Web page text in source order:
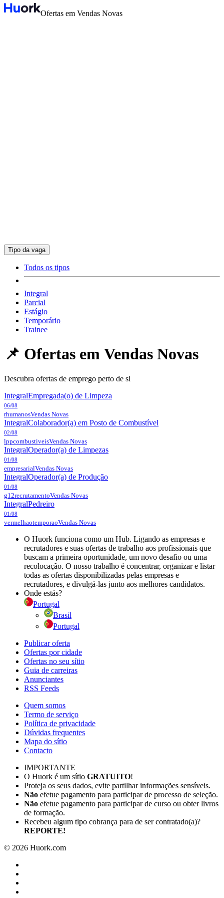
Ofertas em Vendas Novas
Tipo da vaga
Todos os tipos
Integral
Parcial
Estágio
Temporário
Trainee
📌 Ofertas em Vendas Novas
Descubra ofertas de emprego perto de si
IntegralEmpregada(o) de Limpeza
06/08
rhumanosVendas Novas
IntegralColaborador(a) em Posto de Combustível
02/08
lppcombustiveisVendas Novas
IntegralOperador(a) de Limpezas
01/08
empresarialVendas Novas
IntegralOperador(a) de Produção
01/08
g12recrutamentoVendas Novas
IntegralPedreiro
01/08
vermelhaotemporaoVendas Novas
O Huork funciona como um Hub. Ligando as empresas e
recrutadores e suas ofertas de trabalho aos profissionais que
buscam a primeira oportunidade, um novo desafio ou uma
recolocação. O nosso trabalho é concentrar, organizar e listar
todas as ofertas disponibilizadas pelas empresas e
recrutadores, e divulgá-las junto aos melhores candidatos.
Onde estás?
Portugal
Brasil
Portugal
Publicar oferta
Ofertas por cidade
Ofertas no seu sítio
Guia de carreiras
Anunciantes
RSS Feeds
Quem somos
Termo de serviço
Política de privacidade
Dúvidas frequentes
Mapa do sítio
Contacto
IMPORTANTE
O Huork é um sítio GRATUITO!
Proteja os seus dados, evite partilhar informações sensíveis.
Não efetue pagamento para participar de processo de seleção.
Não efetue pagamento para participar de curso ou obter livros
de formação.
Recebeu algum tipo cobrança para de ser contratado(a)?
REPORTE!
© 2026 Huork.com